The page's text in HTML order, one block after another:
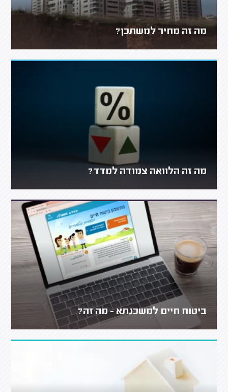
מה זה מחיר למשתכן?
מה זה הלוואה צמודה למדד?
ביטוח חיים למשכנתא - מה זה?